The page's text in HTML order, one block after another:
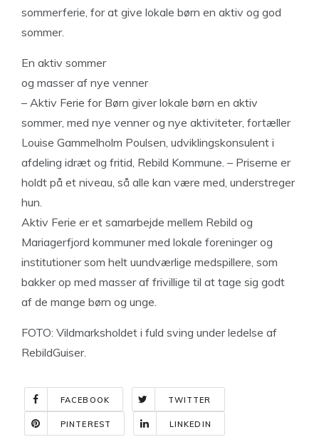
sommerferie, for at give lokale børn en aktiv og god
sommer.
En aktiv sommer
og masser af nye venner
– Aktiv Ferie for Børn giver lokale børn en aktiv
sommer, med nye venner og nye aktiviteter, fortæller
Louise Gammelholm Poulsen, udviklingskonsulent i
afdeling idræt og fritid, Rebild Kommune. – Priserne er
holdt på et niveau, så alle kan være med, understreger
hun.
Aktiv Ferie er et samarbejde mellem Rebild og
Mariagerfjord kommuner med lokale foreninger og
institutioner som helt uundværlige medspillere, som
bakker op med masser af frivillige til at tage sig godt
af de mange børn og unge.
FOTO: Vildmarksholdet i fuld sving under ledelse af
RebildGuiser.
FACEBOOK TWITTER
PINTEREST LINKEDIN